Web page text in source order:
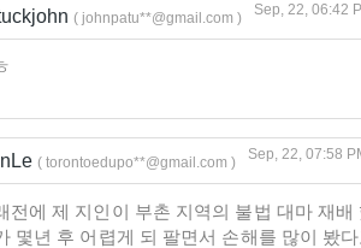
( johnpatu**@gmail.com ) Sep, 22, 06:42
( torontoedupo**@gmail.com ) Sep, 22, 07:58
전에 제 지인이 부촌 지역의 불법 대마 재
몇년 후 어렵게 되 팔면서 손해를 많이 봤